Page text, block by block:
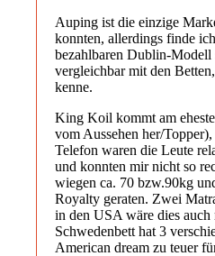
Auping ist die einzige
konnten, allerdings finde
bezahlbaren Dublin-
vergleichbar mit den
kenne.
King Koil kommt am
vom Aussehen her/
Telefon waren die Leute
und konnten mir nicht so
wiegen ca. 70 bzw.90kg
Royalty geraten. Zwei
in den USA wäre dies
Schwedenbett hat 3
American dream zu teuer